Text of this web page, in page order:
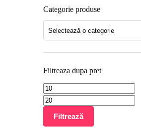
Categorie produse
Filtreaza dupa pret
Filtrează